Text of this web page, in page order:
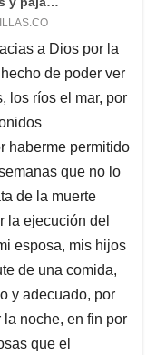
a Dios por la
de poder ver
los ríos el mar, por
haberme permitido
que no lo
de la muerte
la ejecución del
esposa, mis hijos
de una comida,
y adecuado, por
noche, en fin por
que el